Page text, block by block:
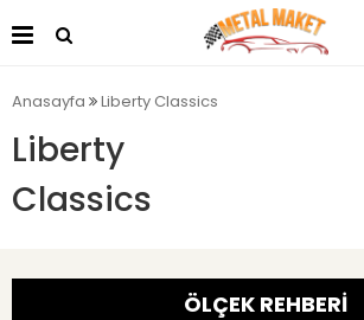
Anasayfa Liberty Classics
Liberty
Classics
ÖLÇEK REHBERİ